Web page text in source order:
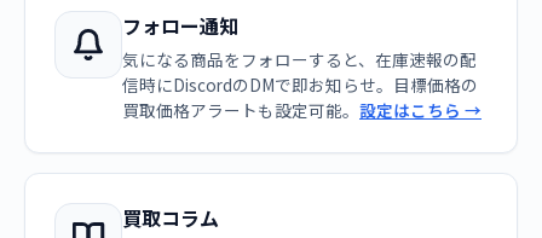
フォロー通知
気になる商品をフォローすると、在庫速報の配
信時にDiscordのDMで即お知らせ。目標価格の
買取価格アラートも設定可能。 設定はこちら →
買取コラム